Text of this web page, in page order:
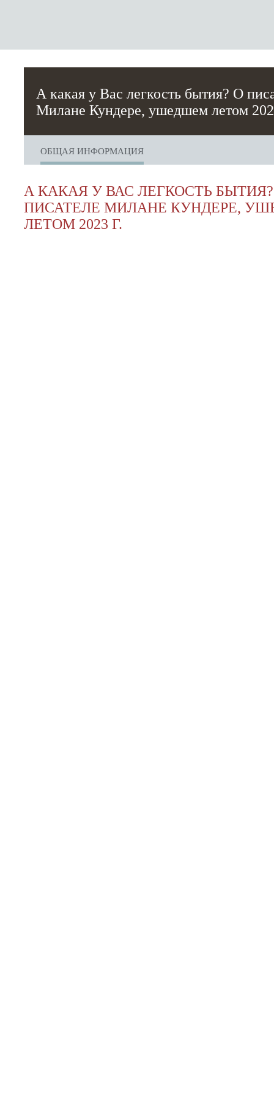
А какая у Вас легкость бытия? О
Милане Кундере, ушедшем летом
ОБЩАЯ ИНФОРМАЦИЯ
А КАКАЯ У ВАС ЛЕГКОСТЬ
ПИСАТЕЛЕ МИЛАНЕ КУНДЕРЕ,
ЛЕТОМ 2023 Г.